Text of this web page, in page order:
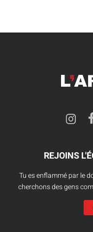
REJOINS
Tu es enflammé par le
cherchons des gens